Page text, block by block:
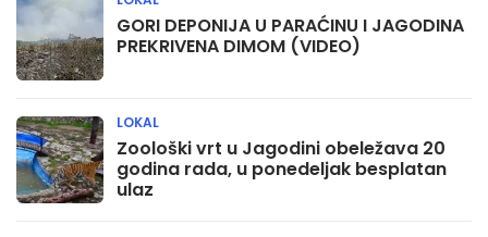
GORI DEPONIJA U PARAĆINU I JAGODINA
PREKRIVENA DIMOM (VIDEO)
Zoološki vrt u Jagodini obeležava 20
godina rada, u ponedeljak besplatan
ulaz
LOKAL